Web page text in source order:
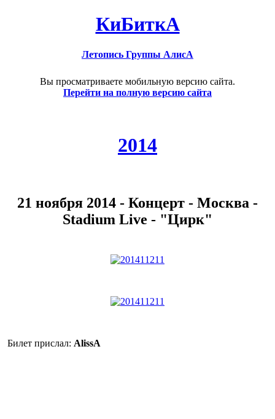
КиБиткА
Летопись Группы АлисА
Вы просматриваете мобильную версию сайта.
Перейти на полную версию сайта
2014
21 ноября 2014 - Концерт - Москва -
Stadium Live - "Цирк"
Билет прислал: AlissA